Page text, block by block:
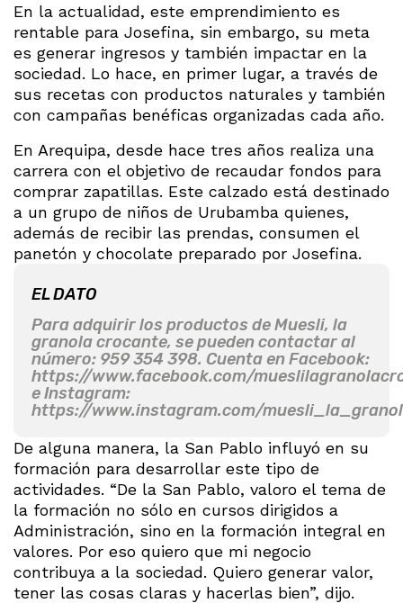
En la actualidad, este emprendimiento es
rentable para Josefina, sin embargo, su meta
es generar ingresos y también impactar en la
sociedad. Lo hace, en primer lugar, a través de
sus recetas con productos naturales y también
con campañas benéficas organizadas cada año.
En Arequipa, desde hace tres años realiza una
carrera con el objetivo de recaudar fondos para
comprar zapatillas. Este calzado está destinado
a un grupo de niños de Urubamba quienes,
además de recibir las prendas, consumen el
panetón y chocolate preparado por Josefina.
EL DATO
Para adquirir los productos de Muesli, la
granola crocante, se pueden contactar al
número: 959 354 398. Cuenta en Facebook:
https://www.facebook.com/
e Instagram:
https://www.instagram.com/
De alguna manera, la San Pablo influyó en su
formación para desarrollar este tipo de
actividades. “De la San Pablo, valoro el tema de
la formación no sólo en cursos dirigidos a
Administración, sino en la formación integral en
valores. Por eso quiero que mi negocio
contribuya a la sociedad. Quiero generar valor,
tener las cosas claras y hacerlas bien”, dijo.